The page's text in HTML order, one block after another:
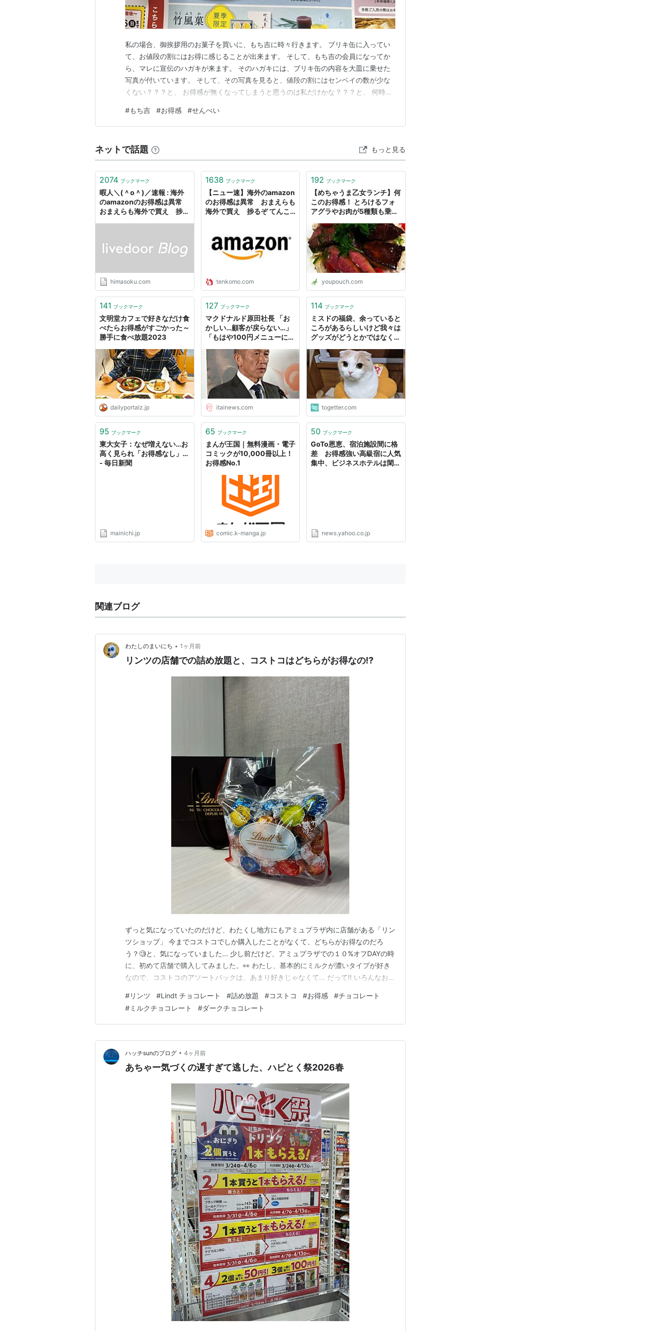
私の場合、御挨拶用のお菓子を買いに、もち吉に時々行きます。 ブリキ缶に入ってい
て、お値段の割にはお得に感じることが出来ます。 そして、もち吉の会員になってか
ら、マレに宣伝のハガキが来ます。 そのハガキには、ブリキ缶の内容を大皿に乗せた
写真が付いています。 そして、その写真を見ると、値段の割にはセンベイの数が少な
くない？？？と、 お得感が無くなってしまうと思うのは私だけかな？？？と、 何時も
#もち吉 #お得感 #せんべい
ネットで話題 もっと見る
2074 ブックマーク
暇人＼(＾o＾)／速報 : 海外
のamazonのお得感は異常
おまえらも海外で買え 捗る
himasoku.com
1638 ブックマーク
【ニュー速】海外のamazon
のお得感は異常 おまえらも
海外で買え 捗るぞ てんこ
tenkomo.com
192 ブックマーク
【めちゃうま乙女ランチ】何
このお得感！ とろけるフォ
アグラやお肉が5種類も乗っ
スイーツなども付いてたった
の880円で食べれちゃった
よ！
youpouch.com
141 ブックマーク
文明堂カフェで好きなだけ食
べたらお得感がすごかった～
勝手に食べ放題2023
dailyportalz.jp
127 ブックマーク
マクドナルド原田社長 「お
かしい…顧客が戻らない…」
「もはや100円メニューにお
itainews.com
114 ブックマーク
ミスドの福袋、余っていると
ころがあるらしいけど我々は
グッズがどうとかではなくド
「単純にお得感が少ない」
togetter.com
95 ブックマーク
東大女子：なぜ増えない…お
高く見られ「お得感なし」…
- 毎日新聞
mainichi.jp
65 ブックマーク
まんが王国｜無料漫画・電子
コミックが10,000冊以上！
お得感No.1
comic.k-manga.jp
50 ブックマーク
GoTo恩恵、宿泊施設間に格
差 お得感強い高級宿に人気
集中、ビジネスホテルは閑古
news.yahoo.co.jp
関連ブログ
わたしのまいにち • 1ヶ月前
リンツの店舗での詰め放題と、コストコはどちらがお得なの⁉️
ずっと気になっていたのだけど、わたくし地方にもアミュプラザ内に店舗がある「リン
ツショップ」 今までコストコでしか購入したことがなくて、どちらがお得なのだろ
う？🧐と、気になっていました... 少し前だけど、アミュプラザでの１０%オフDAYの時
に、初めて店舗で購入してみました。👀 わたし、基本的にミルクが濃いタイプが好き
なので、コストコのアソートパックは、あまり好きじゃなくて... だって‼️ いろんなお味
コストコでもほとんど買っていませんでした。😢 以前は、ミルクだけしか入っていな
い赤いお箱が売られていたけど、今ではほ…
#リンツ #Lindt チョコレート #詰め放題 #コストコ #お得感 #チョコレート
#ミルクチョコレート #ダークチョコレート
ハッチsunのブログ • 4ヶ月前
あちゃー気づくの遅すぎて逃した、ハピとく祭2026春